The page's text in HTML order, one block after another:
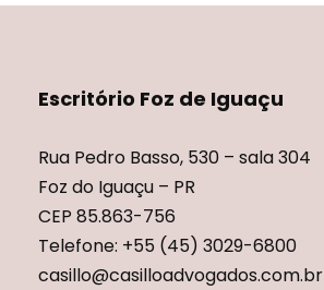
Escritório Foz de Iguaçu
Rua Pedro Basso, 530 – sala 304
Foz do Iguaçu – PR
CEP 85.863-756
Telefone: +55 (45) 3029-6800
casillo@casilloadvogados.com.br